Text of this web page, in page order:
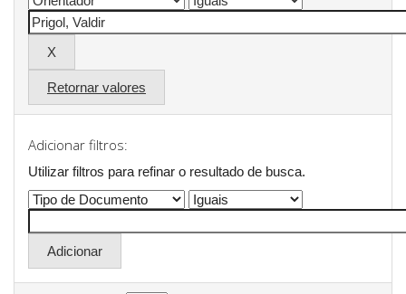
Retornar valores
Adicionar filtros:
Utilizar filtros para refinar o resultado de busca.